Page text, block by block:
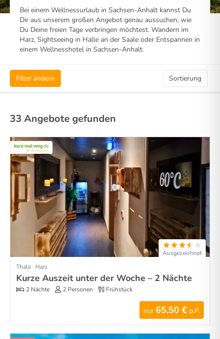
Bei einem Wellnessurlaub in Sachsen-Anhalt kannst Du
Dir aus unserem großen Angebot genau aussuchen, wie
Du Deine freien Tage verbringen möchtest. Wandern im
Harz, Sightseeing in Halle an der Saale oder Entspannen in
einem Wellnesshotel in Sachsen-Anhalt.
Filter ändern Sortierung
33 Angebote gefunden
Ausgezeichnet
Thale · Harz
Kurze Auszeit unter der Woche – 2 Nächte
2 Nächte 2 Personen Frühstück
nur 65,50 € p.P.